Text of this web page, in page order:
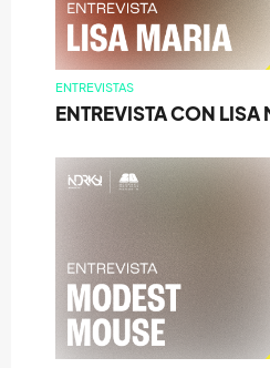
ENTREVISTAS
ENTREVISTA CON LISA